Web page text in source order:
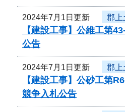
2024年7月1日更新 郡上
【建設工事】公維工第
公告
2024年7月1日更新 郡上
【建設工事】公砂工第
競争入札公告